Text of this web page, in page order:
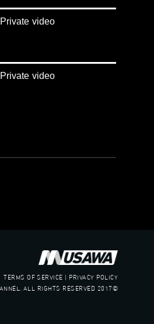
Private video
Private video
TERMS OF SERVICE | PRIVACY POLICY
©2017 MUSAWA CHANNEL. ALL RIGHTS RESERVED.